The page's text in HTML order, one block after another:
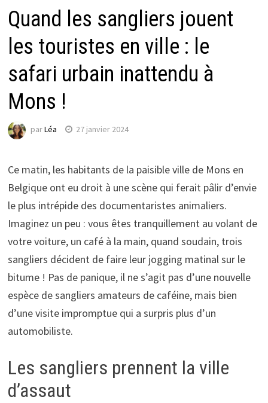
Quand les sangliers jouent
les touristes en ville : le
safari urbain inattendu à
Mons !
parLéa 27 janvier 2024
Ce matin, les habitants de la paisible ville de Mons en
Belgique ont eu droit à une scène qui ferait pâlir d’envie
le plus intrépide des documentaristes animaliers.
Imaginez un peu : vous êtes tranquillement au volant de
votre voiture, un café à la main, quand soudain, trois
sangliers décident de faire leur jogging matinal sur le
bitume ! Pas de panique, il ne s’agit pas d’une nouvelle
espèce de sangliers amateurs de caféine, mais bien
d’une visite impromptue qui a surpris plus d’un
automobiliste.
Les sangliers prennent la ville
d’assaut